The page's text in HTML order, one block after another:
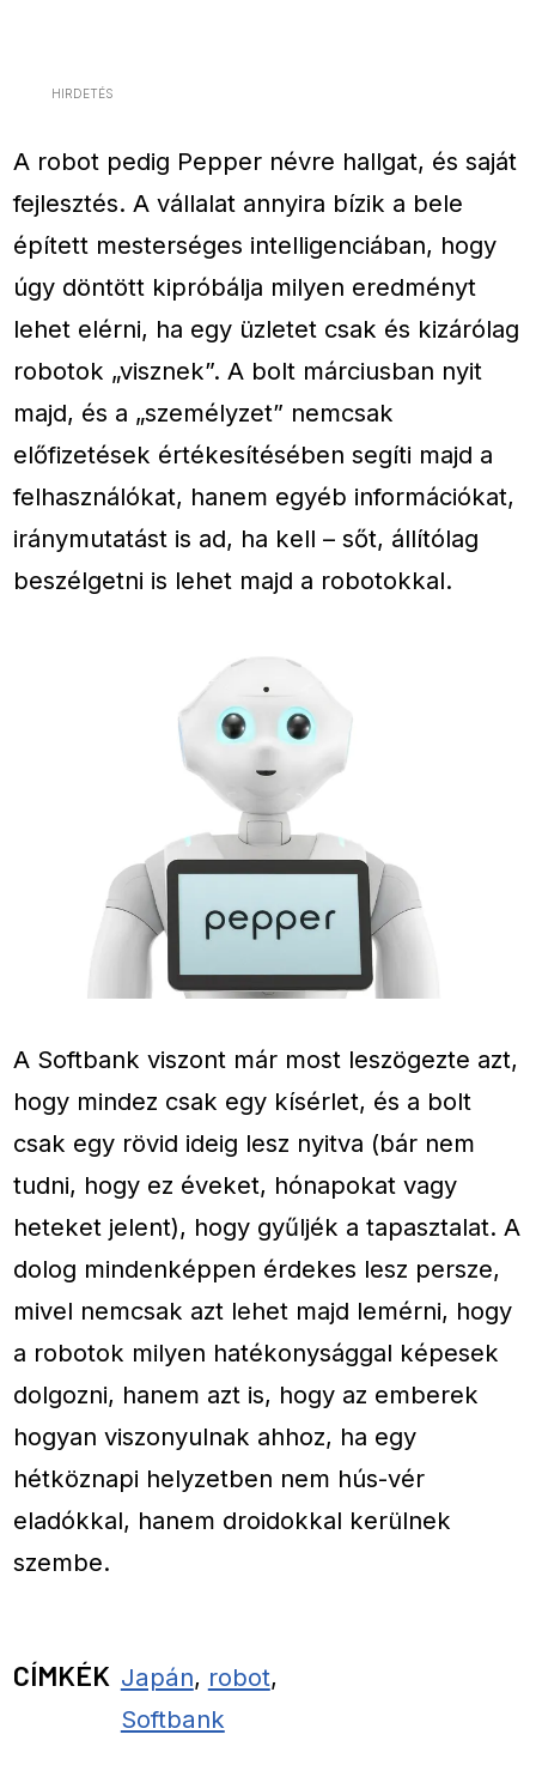
HIRDETÉS
A robot pedig Pepper névre hallgat, és saját
fejlesztés. A vállalat annyira bízik a bele
épített mesterséges intelligenciában, hogy
úgy döntött kipróbálja milyen eredményt
lehet elérni, ha egy üzletet csak és kizárólag
robotok „visznek”. A bolt márciusban nyit
majd, és a „személyzet” nemcsak
előfizetések értékesítésében segíti majd a
felhasználókat, hanem egyéb információkat,
iránymutatást is ad, ha kell – sőt, állítólag
beszélgetni is lehet majd a robotokkal.
A Softbank viszont már most leszögezte azt,
hogy mindez csak egy kísérlet, és a bolt
csak egy rövid ideig lesz nyitva (bár nem
tudni, hogy ez éveket, hónapokat vagy
heteket jelent), hogy gyűljék a tapasztalat. A
dolog mindenképpen érdekes lesz persze,
mivel nemcsak azt lehet majd lemérni, hogy
a robotok milyen hatékonysággal képesek
dolgozni, hanem azt is, hogy az emberek
hogyan viszonyulnak ahhoz, ha egy
hétköznapi helyzetben nem hús-vér
eladókkal, hanem droidokkal kerülnek
szembe.
CÍMKÉK Japán, robot,
Softbank